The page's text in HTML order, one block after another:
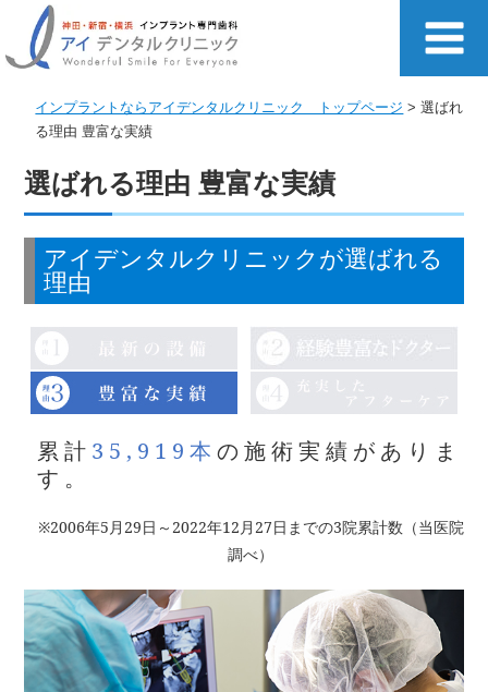
インプラントならアイデンタルクリニック トップページ > 選ばれ
る理由 豊富な実績
選ばれる理由 豊富な実績
アイデンタルクリニックが選ばれる
理由
累計 35,919本の施術実績がありま
す。
※2006年5月29日～2022年12月27日までの3院累計数（当医院
調べ）